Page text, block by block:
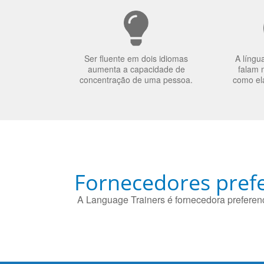
Ser fluente em dois idiomas
aumenta a capacidade de
concentração de uma pessoa.
A
falam
como
Fornecedores
A Language Trainers é fornecedora